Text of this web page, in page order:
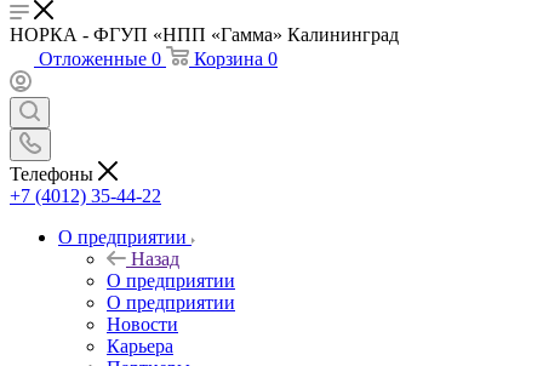
НОРКА - ФГУП «НПП «Гамма» Калининград
Отложенные 0 Корзина 0
Телефоны
+7 (4012) 35-44-22
О предприятии
Назад
О предприятии
О предприятии
Новости
Карьера